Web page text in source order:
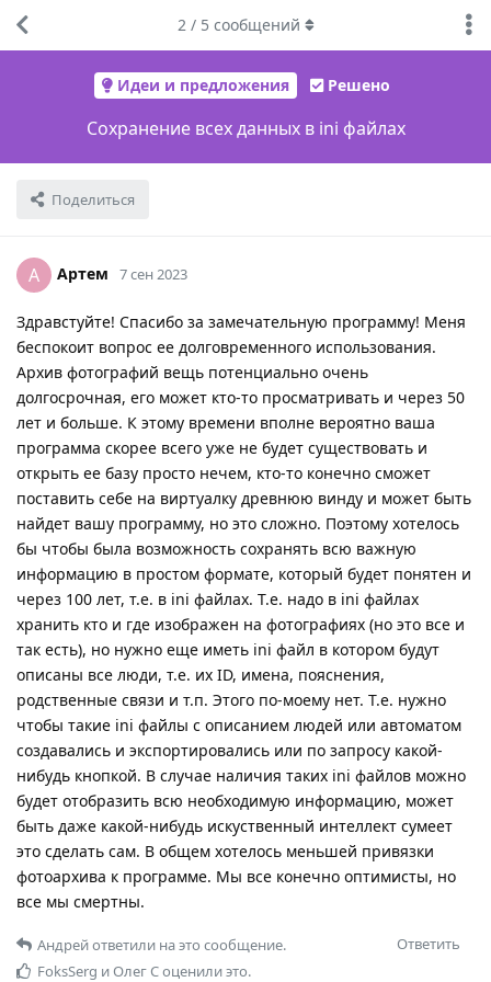
Идеи и предложения Решено
Сохранение всех данных в ini файлах
Поделиться
2/ 5 сообщений
А Артем 7 сен 2023
Здравстуйте! Спасибо за замечательную программу! Меня
беспокоит вопрос ее долговременного использования.
Архив фотографий вещь потенциально очень
долгосрочная, его может кто-то просматривать и через 50
лет и больше. К этому времени вполне вероятно ваша
программа скорее всего уже не будет существовать и
открыть ее базу просто нечем, кто-то конечно сможет
поставить себе на виртуалку древнюю винду и может быть
найдет вашу программу, но это сложно. Поэтому хотелось
бы чтобы была возможность сохранять всю важную
информацию в простом формате, который будет понятен и
через 100 лет, т.е. в ini файлах. Т.е. надо в ini файлах
хранить кто и где изображен на фотографиях (но это все и
так есть), но нужно еще иметь ini файл в котором будут
описаны все люди, т.е. их ID, имена, пояснения,
родственные связи и т.п. Этого по-моему нет. Т.е. нужно
чтобы такие ini файлы с описанием людей или автоматом
создавались и экспортировались или по запросу какой-
нибудь кнопкой. В случае наличия таких ini файлов можно
будет отобразить всю необходимую информацию, может
быть даже какой-нибудь искуственный интеллект сумеет
это сделать сам. В общем хотелось меньшей привязки
фотоархива к программе. Мы все конечно оптимисты, но
все мы смертны.
Ответить
Андрейответили на это сообщение.
FoksSerg иОлег Соценили это.